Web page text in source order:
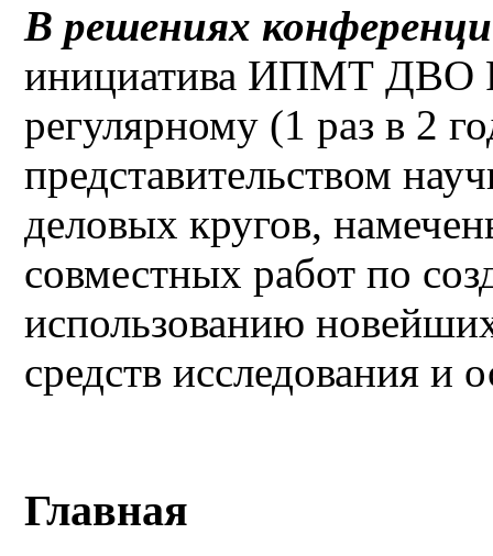
В решениях
инициатива ИПМТ ДВО
регулярному (1 раз в 2
представительством
деловых кругов,
совместных работ по
использованию
средств исследования и
Главная